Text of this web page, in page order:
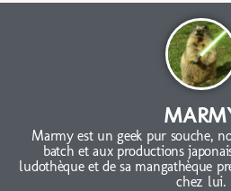
Marmy est un geek pur souche,
batch et aux productions
ludothèque et de sa mangathèque
chez lui.